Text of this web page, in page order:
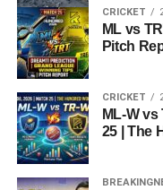
CRICKET
ML vs
Pitch
CRICKET
ML-W
25 | The